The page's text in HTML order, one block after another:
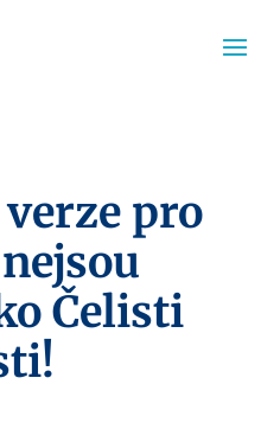
pro
Čelisti